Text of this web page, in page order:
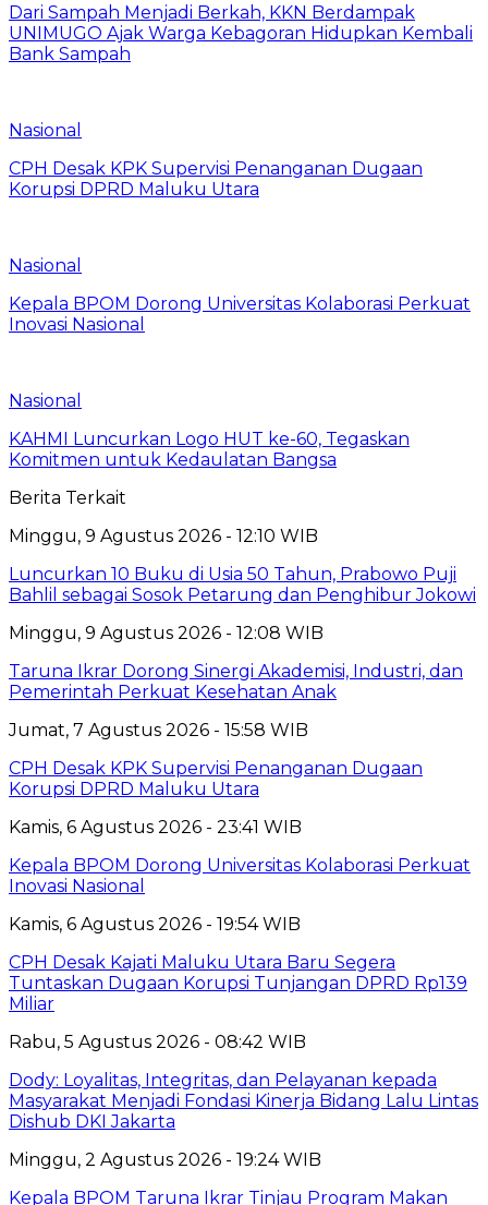
Dari Sampah Menjadi Berkah, KKN Berdampak
UNIMUGO Ajak Warga Kebagoran Hidupkan Kembali
Bank Sampah
Nasional
CPH Desak KPK Supervisi Penanganan Dugaan
Korupsi DPRD Maluku Utara
Nasional
Kepala BPOM Dorong Universitas Kolaborasi Perkuat
Inovasi Nasional
Nasional
KAHMI Luncurkan Logo HUT ke-60, Tegaskan
Komitmen untuk Kedaulatan Bangsa
Berita Terkait
Minggu, 9 Agustus 2026 - 12:10 WIB
Luncurkan 10 Buku di Usia 50 Tahun, Prabowo Puji
Bahlil sebagai Sosok Petarung dan Penghibur Jokowi
Minggu, 9 Agustus 2026 - 12:08 WIB
Taruna Ikrar Dorong Sinergi Akademisi, Industri, dan
Pemerintah Perkuat Kesehatan Anak
Jumat, 7 Agustus 2026 - 15:58 WIB
CPH Desak KPK Supervisi Penanganan Dugaan
Korupsi DPRD Maluku Utara
Kamis, 6 Agustus 2026 - 23:41 WIB
Kepala BPOM Dorong Universitas Kolaborasi Perkuat
Inovasi Nasional
Kamis, 6 Agustus 2026 - 19:54 WIB
CPH Desak Kajati Maluku Utara Baru Segera
Tuntaskan Dugaan Korupsi Tunjangan DPRD Rp139
Miliar
Rabu, 5 Agustus 2026 - 08:42 WIB
Dody: Loyalitas, Integritas, dan Pelayanan kepada
Masyarakat Menjadi Fondasi Kinerja Bidang Lalu Lintas
Dishub DKI Jakarta
Minggu, 2 Agustus 2026 - 19:24 WIB
Kepala BPOM Taruna Ikrar Tinjau Program Makan